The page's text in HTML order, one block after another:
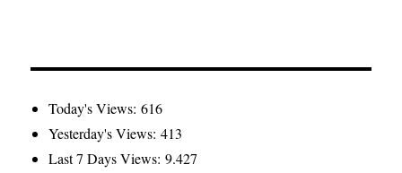
Today's Views:616
Yesterday's Views:413
Last 7 Days Views:9.427